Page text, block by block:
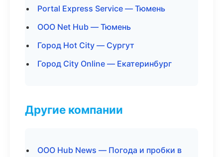
Portal Express Service — Тюмень
ООО Net Hub — Тюмень
Город Hot City — Сургут
Город City Online — Екатеринбург
Другие компании
ООО Hub News — Погода и пробки в